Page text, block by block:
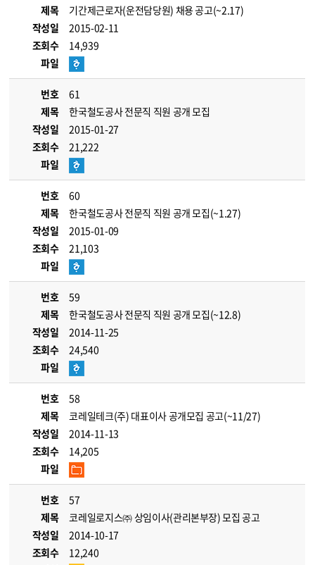
제목
기간제근로자(운전담당원) 채용 공고(~2.17)
작성일
2015-02-11
조회수
14,939
파일
번호
61
제목
한국철도공사 전문직 직원 공개 모집
작성일
2015-01-27
조회수
21,222
파일
번호
60
제목
한국철도공사 전문직 직원 공개 모집(~1.27)
작성일
2015-01-09
조회수
21,103
파일
번호
59
제목
한국철도공사 전문직 직원 공개 모집(~12.8)
작성일
2014-11-25
조회수
24,540
파일
번호
58
제목
코레일테크(주) 대표이사 공개모집 공고(~11/27)
작성일
2014-11-13
조회수
14,205
파일
번호
57
제목
코레일로지스㈜ 상임이사(관리본부장) 모집 공고
작성일
2014-10-17
조회수
12,240